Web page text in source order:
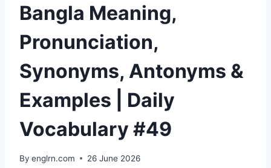
Bangla Meaning,
Pronunciation,
Synonyms, Antonyms &
Examples | Daily
Vocabulary #49
By englrn.com 26 June 2026